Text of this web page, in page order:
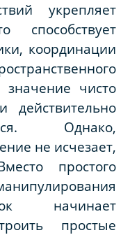
укрепляет
способствует
координации
чисто
действительно
Однако,
не исчезает,
простого
начинает
простые